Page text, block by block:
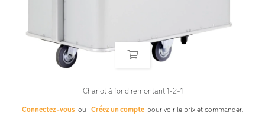
Chariot à fond remontant 1-2-1
Connectez-vous ou Créez un compte pour voir le prix et commander.